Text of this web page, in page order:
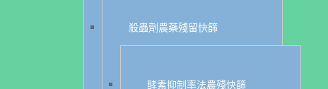
殺蟲劑農藥殘留快篩
酵素抑制率法農殘快篩